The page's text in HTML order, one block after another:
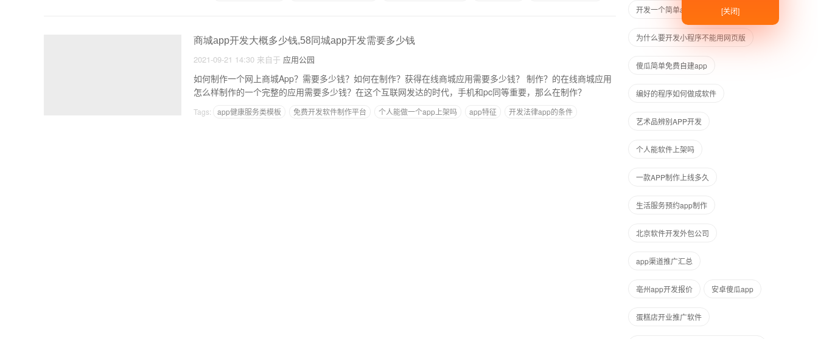
商城app开发大概多少钱,58同城app开发需要多少钱
2021-09-21 14:30 来自于 应用公园
如何制作一个网上商城App？需要多少钱？如何在制作？获得在线商城应用需要多少钱？ 制作？的在线商城应用
怎么样制作的一个完整的应用需要多少钱？在这个互联网发达的时代，手机和pc同等重要，那么在制作？
Tags: app健康服务类模板 免费开发软件制作平台 个人能做一个app上架吗 app特征
开发法律app的条件
开发一个简单app app网站
为什么要开发小程序不能用网页版
傻瓜简单免费自建app
编好的程序如何做成软件
艺术品辨别APP开发
个人能软件上架吗
一款APP制作上线多久
生活服务预约app制作
北京软件开发外包公司
app渠道推广汇总
亳州app开发报价 安卓傻瓜app
蛋糕店开业推广软件
[关闭]